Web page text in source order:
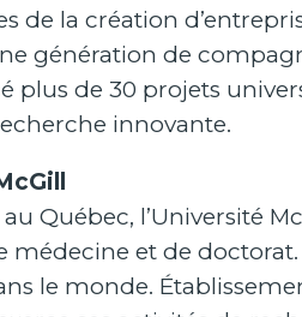
de la création
génération de
plus de 30 projets
innovante.
au Québec, l’Université
et de
le monde.